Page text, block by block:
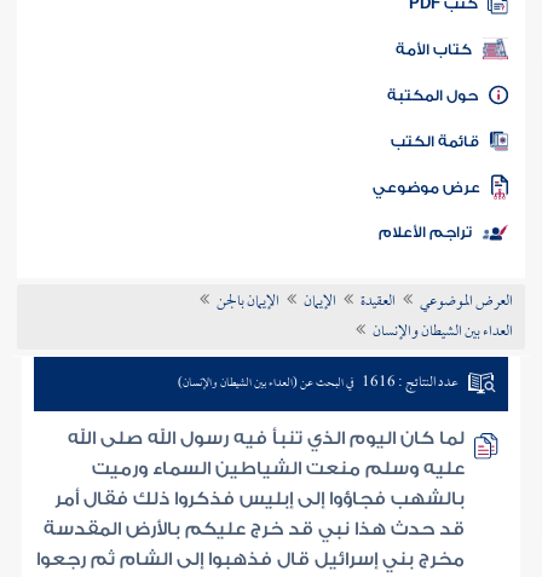
كتب PDF
كتاب الأمة
المكتبة
الكتب
موضوعي
تراجم الأعلام
العرض الموضوعي العقيدة الإيمان
الإيمان بالجن
العداء بين الشيطان والإنسان
عدد النتائج : 1616 في البحث عن (العداء بين الشيطان والإنسان)
لما كان اليوم الذي تنبأ فيه رسول الله صلى الله
عليه وسلم منعت الشياطين السماء ورميت
بالشهب فجاؤوا إلى إبليس فذكروا ذلك فقال أمر
قد حدث هذا نبي قد خرج عليكم بالأرض المقدسة
مخرج بني إسرائيل قال فذهبوا إلى الشام ثم رجعوا